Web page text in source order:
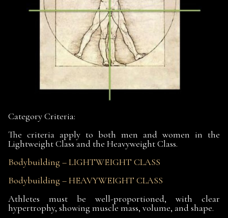
Category Criteria:
The criteria apply to both men and women in the
Lightweight Class and the Heavyweight Class.
Bodybuilding – LIGHTWEIGHT CLASS
Bodybuilding – HEAVYWEIGHT CLASS
Athletes must be well-proportioned, with clear
hypertrophy, showing muscle mass, volume, and shape.